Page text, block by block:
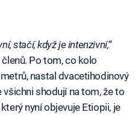
stačí, když je intenzivní,“
Po tom, co kolo
nastal dvacetihodinový
všichni shodují na tom, že to
nyní objevuje Etiopii, je